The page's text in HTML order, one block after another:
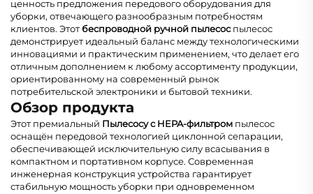
ценность предложения передового оборудования для
уборки, отвечающего разнообразным потребностям
клиентов. Этотбеспроводной ручной пылесоспылесос
демонстрирует идеальный баланс между технологическими
инновациями и практическим применением, что делает его
отличным дополнением к любому ассортименту продукции,
ориентированному на современный рынок
потребительской электроники и бытовой техники.
Обзор продукта
Этот премиальный Пылесосу с HEPA-фильтром пылесос
оснащён передовой технологией циклонной сепарации,
обеспечивающей исключительную силу всасывания в
компактном и портативном корпусе. Современная
инженерная конструкция устройства гарантирует
стабильную мощность уборки при одновременном